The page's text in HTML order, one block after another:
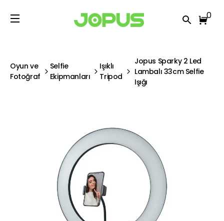
0
Oyun ve
Fotoğraf
Selfie
Ekipmanları
Işıklı
Tripod
Jopus Sparky 2 Led
Lambalı 33cm Selfie
Işığı